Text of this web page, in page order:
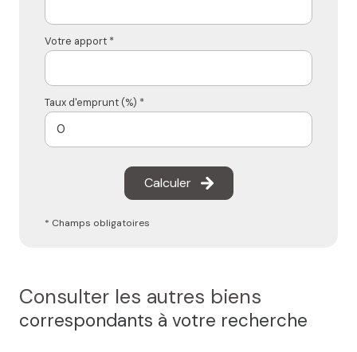
Votre apport *
Taux d'emprunt (%) *
Calculer
* Champs obligatoires
Consulter les autres biens
correspondants à votre recherche